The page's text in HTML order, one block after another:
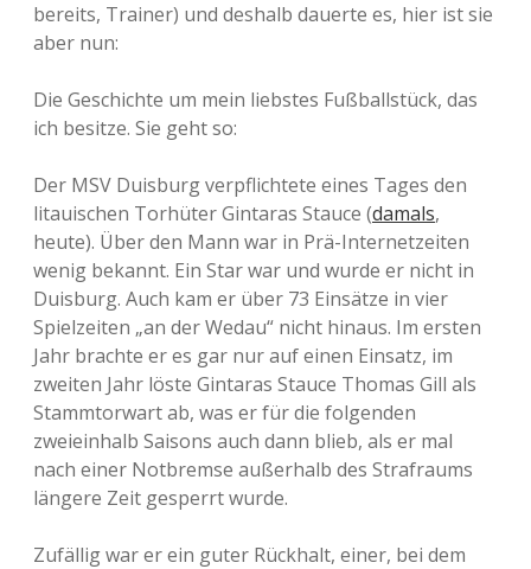
bereits, Trainer) und deshalb dauerte es, hier ist sie
aber nun:
Die Geschichte um mein liebstes Fußballstück, das
ich besitze. Sie geht so:
Der MSV Duisburg verpflichtete eines Tages den
litauischen Torhüter Gintaras Stauce (damals,
heute). Über den Mann war in Prä-Internetzeiten
wenig bekannt. Ein Star war und wurde er nicht in
Duisburg. Auch kam er über 73 Einsätze in vier
Spielzeiten „an der Wedau“ nicht hinaus. Im ersten
Jahr brachte er es gar nur auf einen Einsatz, im
zweiten Jahr löste Gintaras Stauce Thomas Gill als
Stammtorwart ab, was er für die folgenden
zweieinhalb Saisons auch dann blieb, als er mal
nach einer Notbremse außerhalb des Strafraums
längere Zeit gesperrt wurde.
Zufällig war er ein guter Rückhalt, einer, bei dem